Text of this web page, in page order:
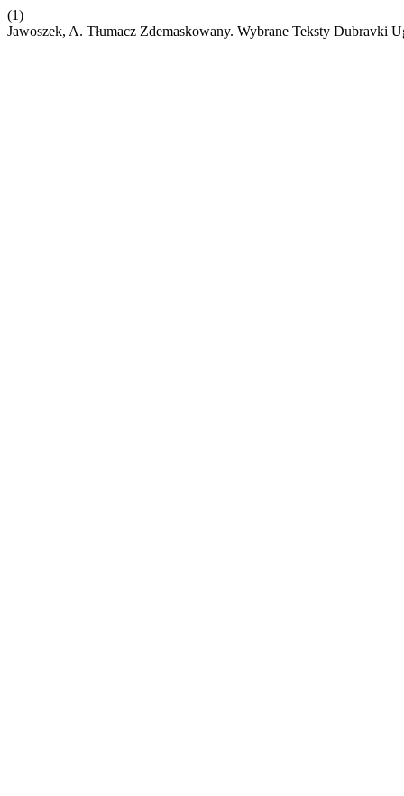
(1)
Jawoszek, A. Tłumacz Zdemaskowany. Wybrane Teksty